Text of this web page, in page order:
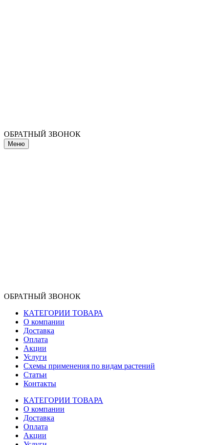
ОБРАТНЫЙ ЗВОНОК
Меню
ОБРАТНЫЙ ЗВОНОК
КАТЕГОРИИ ТОВАРА
О компании
Доставка
Оплата
Акции
Услуги
Схемы применения по видам растений
Статьи
Контакты
КАТЕГОРИИ ТОВАРА
О компании
Доставка
Оплата
Акции